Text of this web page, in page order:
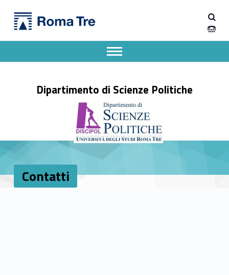
Contatti - Dipartimento di Scienze Politiche
Dipartimento di Scienze Politiche
Apri il menu secondario
Header info sidebar
Contatti